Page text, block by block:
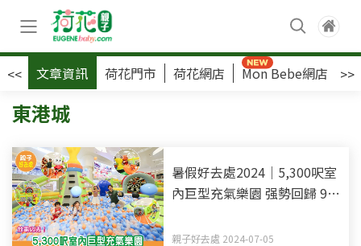
<< 文章資訊 荷花門市 荷花網店 Mon Bebe網店 >>
東港城
暑假好去處2024｜5,300呎室
內巨型充氣樂園 强勢回歸 9大
事
親子好去處 2024-07-05